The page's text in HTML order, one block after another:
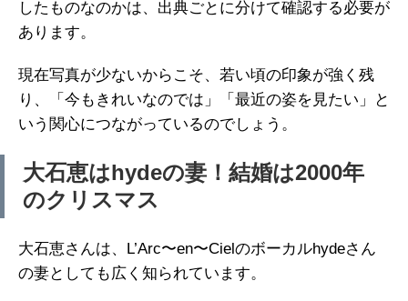
したものなのかは、出典ごとに分けて確認する必要が
あります。
現在写真が少ないからこそ、若い頃の印象が強く残
り、「今もきれいなのでは」「最近の姿を見たい」と
いう関心につながっているのでしょう。
大石恵はhydeの妻！結婚は2000年
のクリスマス
大石恵さんは、L’Arc〜en〜Cielのボーカルhydeさん
の妻としても広く知られています。